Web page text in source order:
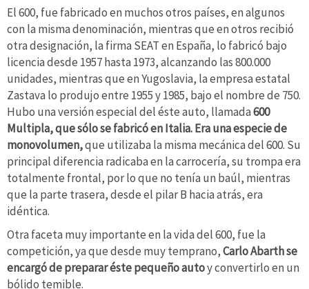
El 600, fue fabricado en muchos otros países, en algunos
con la misma denominación, mientras que en otros recibió
otra designación, la firma SEAT en España, lo fabricó bajo
licencia desde 1957 hasta 1973, alcanzando las 800.000
unidades, mientras que en Yugoslavia, la empresa estatal
Zastava lo produjo entre 1955 y 1985, bajo el nombre de 750.
Hubo una versión especial del éste auto, llamada600
Multipla, que sólo se fabricó en Italia. Era una especie de
monovolumen,que utilizaba la misma mecánica del 600. Su
principal diferencia radicaba en la carrocería, su trompa era
totalmente frontal, por lo que no tenía un baúl, mientras
que la parte trasera, desde el pilar B hacia atrás, era
idéntica.
Otra faceta muy importante en la vida del 600, fue la
competición, ya que desde muy temprano,Carlo Abarth se
encargó de preparar éste pequeño autoy convertirlo en un
bólido temible.